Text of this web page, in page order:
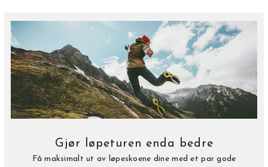
Gjør løpeturen enda bedre
Få maksimalt ut av løpeskoene dine med et par gode